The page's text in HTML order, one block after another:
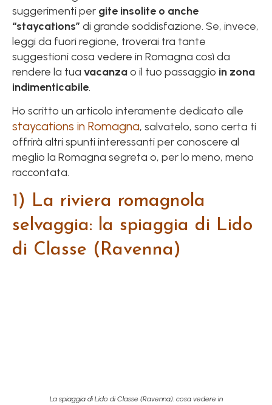
suggerimenti per gite insolite o anche
“staycations” di grande soddisfazione. Se, invece,
leggi da fuori regione, troverai tra tante
suggestioni cosa vedere in Romagna così da
rendere la tua vacanzao il tuo passaggio in zona
indimenticabile.
Ho scritto un articolo interamente dedicato alle
staycations in Romagna, salvatelo, sono certa ti
offrirà altri spunti interessanti per conoscere al
meglio la Romagna segreta o, per lo meno, meno
raccontata.
1) La riviera romagnola
selvaggia: la spiaggia di Lido
di Classe (Ravenna)
La spiaggia di Lido di Classe (Ravenna): cosa vedere in